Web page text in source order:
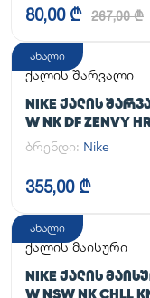
80,00 ₾ 267,00 ₾
ახალი
ქალის შარვალი
NIKE ᲥᲐᲚᲘᲡ
W NK DF ZENVY
TGHT
ბრენდი: Nike
355,00 ₾
ახალი
ქალის მაისური
NIKE ᲥᲐᲚᲘᲡ
W NSW NK CHLL